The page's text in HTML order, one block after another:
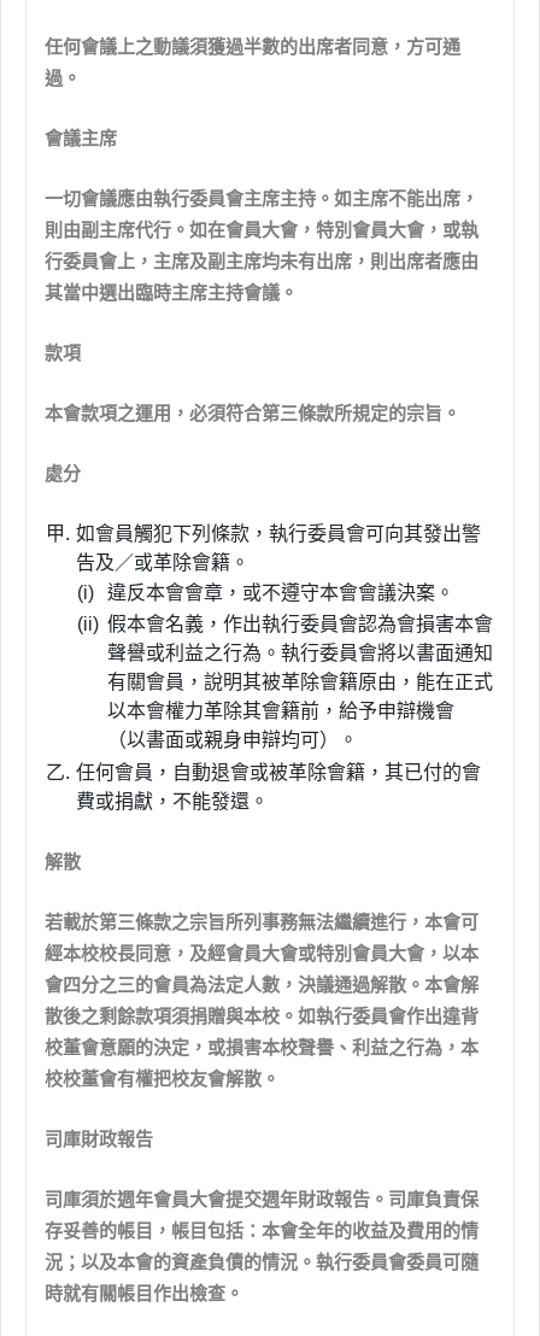
任何會議上之動議須獲過半數的出席者同意，方可通
過。
會議主席
一切會議應由執行委員會主席主持。如主席不能出席，
則由副主席代行。如在會員大會，特別會員大會，或執
行委員會上，主席及副主席均未有出席，則出席者應由
其當中選出臨時主席主持會議。
款項
本會款項之運用，必須符合第三條款所規定的宗旨。
處分
甲. 如會員觸犯下列條款，執行委員會可向其發出警
告及／或革除會籍。
(i)
違反本會會章，或不遵守本會會議決案。
(ii) 假本會名義，作出執行委員會認為會損害本會
聲譽或利益之行為。執行委員會將以書面通知
有關會員，說明其被革除會籍原由，能在正式
以本會權力革除其會籍前，給予申辯機會
（以書面或親身申辯均可）。
乙. 任何會員，自動退會或被革除會籍，其已付的會
費或捐獻，不能發還。
解散
若載於第三條款之宗旨所列事務無法繼續進行，本會可
經本校校長同意，及經會員大會或特別會員大會，以本
會四分之三的會員為法定人數，決議通過解散。本會解
散後之剩餘款項須捐贈與本校。如執行委員會作出違背
校董會意願的決定，或損害本校聲譽、利益之行為，本
校校董會有權把校友會解散。
司庫財政報告
司庫須於週年會員大會提交週年財政報告。司庫負責保
存妥善的帳目，帳目包括：本會全年的收益及費用的情
況；以及本會的資產負債的情況。執行委員會委員可隨
時就有關帳目作出檢查。